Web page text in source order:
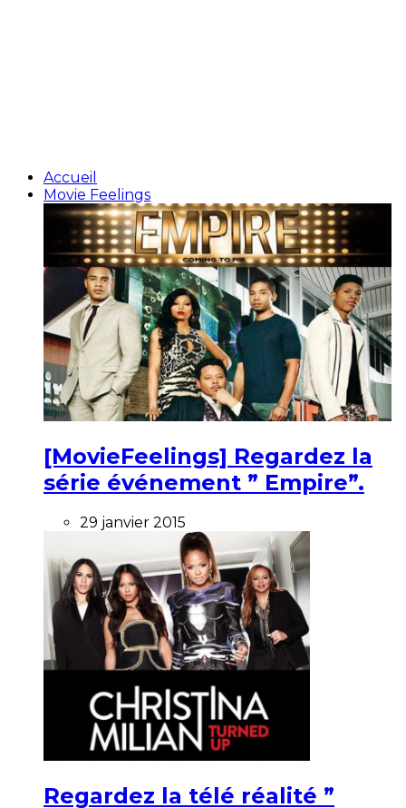
Accueil
Movie Feelings
[MovieFeelings] Regardez la
série événement ” Empire”.
29 janvier 2015
Regardez la télé réalité ”